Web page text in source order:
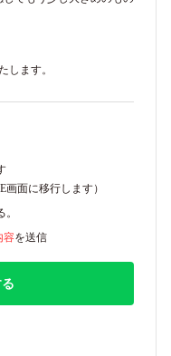
します。
画面に移行します）
容を送信